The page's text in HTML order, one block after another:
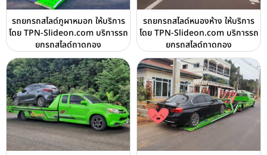
รถยกรถสไลด์ภูผาหมอก ให้บริการ
โดย TPN-Slideon.com บริการรถ
ยกรถสไลด์ถาดกอง
รถยกรถสไลด์หนองห้าง ให้บริการ
โดย TPN-Slideon.com บริการรถ
ยกรถสไลด์ถาดกอง